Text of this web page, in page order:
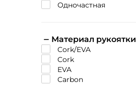
одночастная
Материал рукоятки
cork/EVA
cork
EVA
Carbon